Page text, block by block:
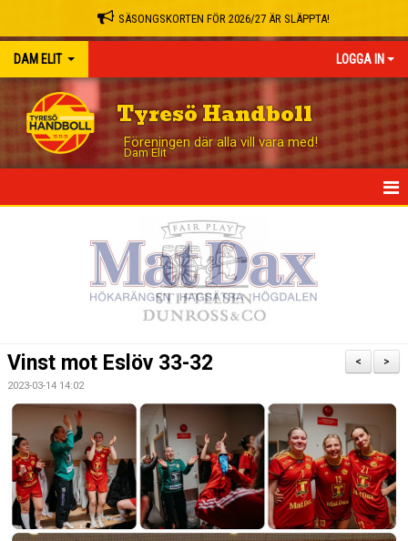
SÄSONGSKORTEN FÖR 2026/27 ÄR SLÄPPTA!
DAM ELIT LOGGA IN
Tyresö Handboll
Föreningen där alla vill vara med!
Dam Elit
TABELL
KALENDER
KONTAKT
>
<
Vinst mot Eslöv 33-32
2023-03-14 14:02